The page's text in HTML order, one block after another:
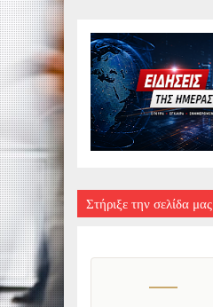
Στήριξε την σελίδα μας